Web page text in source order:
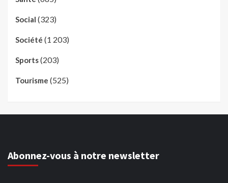
Social (323)
Société (1 203)
Sports(203)
Tourisme (525)
Abonnez-vous à notre newsletter